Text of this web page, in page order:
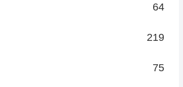
64
219
75